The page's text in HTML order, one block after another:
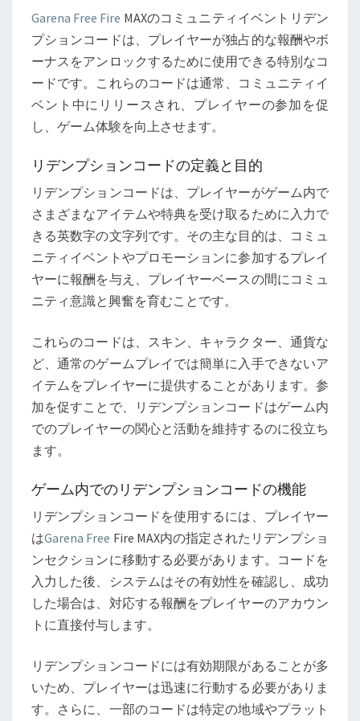
ヤ
ー
参
加、
限
定
酬、
期
間
限
定
Garena Free Fire MAXのコミュニティイベントリデン
プションコードは、プレイヤーが独占的な報酬やボ
ーナスをアンロックするために使用できる特別なコ
ードです。これらのコードは通常、コミュニティイ
ベント中にリリースされ、プレイヤーの参加を促
し、ゲーム体験を向上させます。
リデンプションコードの定義と目的
リデンプションコードは、プレイヤーがゲーム内で
さまざまなアイテムや特典を受け取るために入力で
きる英数字の文字列です。その主な目的は、コミュ
ニティイベントやプロモーションに参加するプレイ
ヤーに報酬を与え、プレイヤーベースの間にコミュ
ニティ意識と興奮を育むことです。
これらのコードは、スキン、キャラクター、通貨な
ど、通常のゲームプレイでは簡単に入手できないア
イテムをプレイヤーに提供することがあります。参
加を促すことで、リデンプションコードはゲーム内
でのプレイヤーの関心と活動を維持するのに役立ち
ます。
ゲーム内でのリデンプションコードの機能
リデンプションコードを使用するには、プレイヤー
はGarena Free Fire MAX内の指定されたリデンプショ
ンセクションに移動する必要があります。コードを
入力した後、システムはその有効性を確認し、成功
した場合は、対応する報酬をプレイヤーのアカウン
トに直接付与します。
リデンプションコードには有効期限があることが多
いため、プレイヤーは迅速に行動する必要がありま
す。さらに、一部のコードは特定の地域やプラット